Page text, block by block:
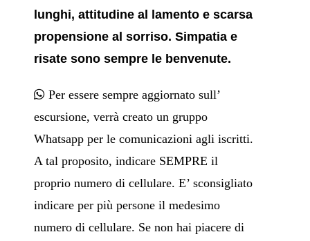
lunghi, attitudine al lamento e scarsa
propensione al sorriso. Simpatia e
risate sono sempre le benvenute.
Per essere sempre aggiornato sull’
escursione, verrà creato un gruppo
Whatsapp per le comunicazioni agli iscritti.
A tal proposito, indicare SEMPRE il
proprio numero di cellulare. E’ sconsigliato
indicare per più persone il medesimo
numero di cellulare. Se non hai piacere di